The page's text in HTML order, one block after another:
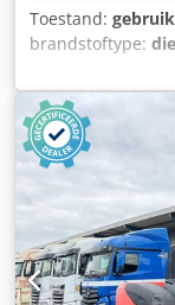
Toestand:
brandstoftype:
, 260
motor –
Codpfoy Hpklsx
Aandrijving: Rups
Neem contact op
=
en Brussel langs
Antwerpen.
doorlopend van